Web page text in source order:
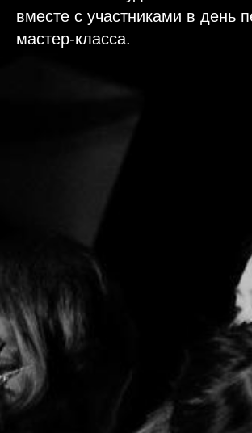
вместе с участниками в день
мастер-класса.